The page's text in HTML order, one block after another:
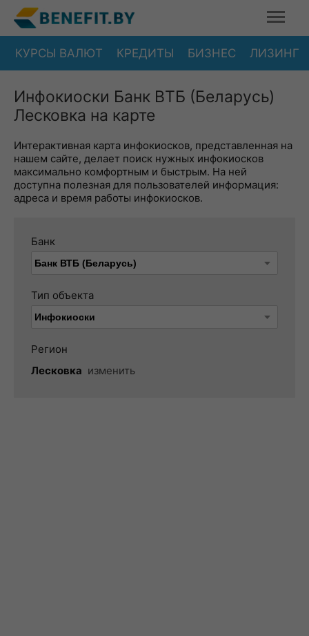
КУРСЫ ВАЛЮТ КРЕДИТЫ БИЗНЕС ЛИЗИНГ
Инфокиоски Банк ВТБ (Беларусь)
Лесковка на карте
Интерактивная карта инфокиосков, представленная на
нашем сайте, делает поиск нужных инфокиосков
максимально комфортным и быстрым. На ней
доступна полезная для пользователей информация:
адреса и время работы инфокиосков.
Банк
Тип объекта
Регион
Лесковка изменить